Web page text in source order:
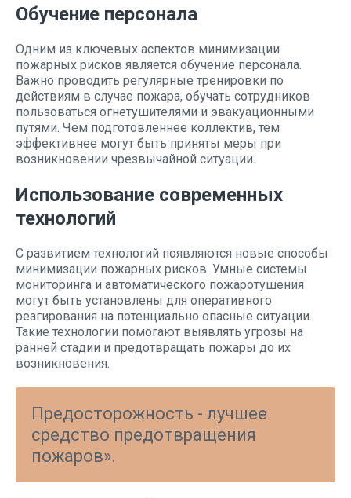
Обучение персонала
Одним из ключевых аспектов минимизации
пожарных рисков является обучение персонала.
Важно проводить регулярные тренировки по
действиям в случае пожара, обучать сотрудников
пользоваться огнетушителями и эвакуационными
путями. Чем подготовленнее коллектив, тем
эффективнее могут быть приняты меры при
возникновении чрезвычайной ситуации.
Использование современных
технологий
С развитием технологий появляются новые способы
минимизации пожарных рисков. Умные системы
мониторинга и автоматического пожаротушения
могут быть установлены для оперативного
реагирования на потенциально опасные ситуации.
Такие технологии помогают выявлять угрозы на
ранней стадии и предотвращать пожары до их
возникновения.
Предосторожность - лучшее
средство предотвращения
пожаров».